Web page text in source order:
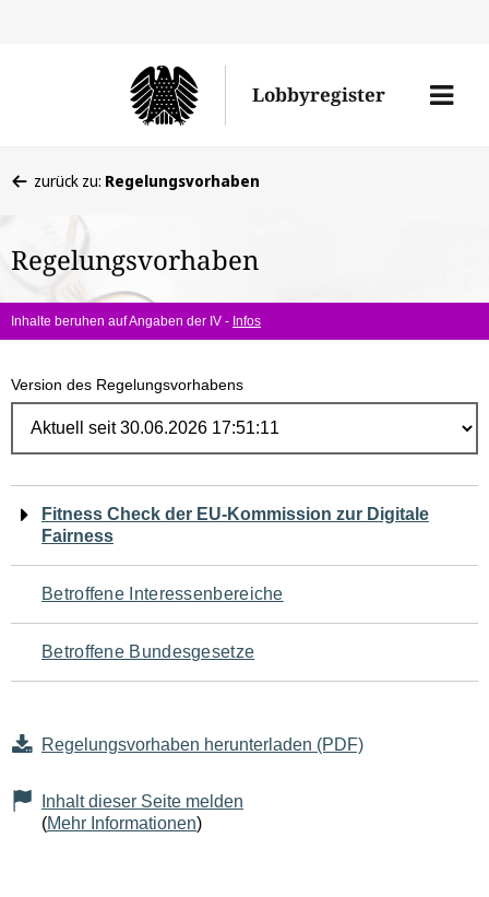
Lobbyregister
Menü
befinden
hier:
zurück zu: Regelungsvorhaben
Regelungsvorhaben
Inhalte beruhen auf Angaben der IV - Infos
Version des Regelungsvorhabens
Navigation
für
den
Seiteninhalt
Fitness Check der EU-Kommission zur Digitale
Fairness
Betroffene Interessenbereiche
Betroffene Bundesgesetze
Regelungsvorhaben herunterladen (PDF)
Inhalt dieser Seite melden
(Mehr Informationen)